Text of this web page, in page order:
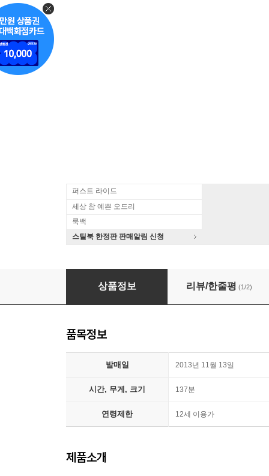
퍼스트 라이드
세상 참 예쁜 오드리
룩백
스틸북 한정판 판매알림 신청
라푼젤 2D+3D 스틸북 일반판 : 블루레이
상품정보 리뷰/한줄평 (1/2)
품목정보
발매일 2013년 11월 13일
시간, 무게, 크기 137분
연령제한 12세 이용가
제품소개